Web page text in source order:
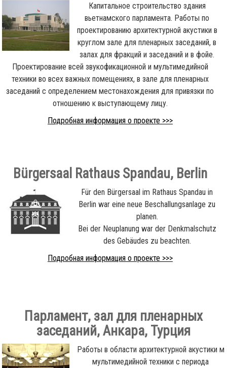
Капитальное строительство здания
вьетнамского парламента. Работы по
проектированию архитектурной акустики в
круглом зале для пленарных заседаний, в
залах для фракций и заседаний и в фойе.
Проектирование всей звукофикационной и мультимедийной
техники во всех важных помещениях, в зале для пленарных
заседаний с определением местонахождения для привязки по
отношению к выступающему лицу.
Подробная информация о проекте >>>
Bürgersaal Rathaus Spandau, Berlin
Für den Bürgersaal im Rathaus Spandau in
Berlin war eine neue Beschallungsanlage zu
planen.
Bei der Neuplanung war der Denkmalschutz
des Gebäudes zu beachten.
Подробная информация о проекте >>>
Парламент, зал для пленарных
заседаний, Анкара, Турция
Работы в области архитектурной акустики м
мультимедийной техники с периода